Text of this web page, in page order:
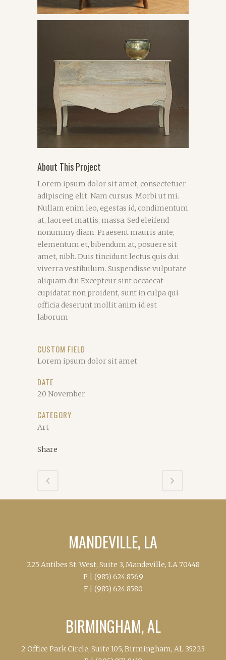
About This Project
Lorem ipsum dolor sit amet, consectetuer
adipiscing elit. Nam cursus. Morbi ut mi.
Nullam enim leo, egestas id, condimentum
at, laoreet mattis, massa. Sed eleifend
nonummy diam. Praesent mauris ante,
elementum et, bibendum at, posuere sit
amet, nibh. Duis tincidunt lectus quis dui
viverra vestibulum. Suspendisse vulputate
aliquam dui.Excepteur sint occaecat
cupidatat non proident, sunt in culpa qui
officia deserunt mollit anim id est
laborum
CUSTOM FIELD
Lorem ipsum dolor sit amet
DATE
20 November
CATEGORY
Art
Share
MANDEVILLE, LA
225 Antibes St. West, Suite 3, Mandeville, LA 70448
P | (985) 624.8569
F | (985) 624.8580
BIRMINGHAM, AL
2 Office Park Circle, Suite 105, Birmingham, AL 35223